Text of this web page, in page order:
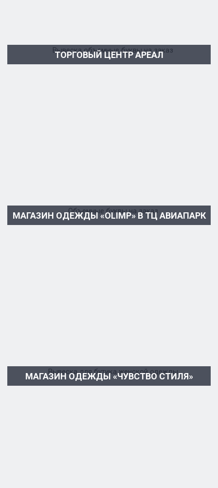
ТОРГОВЫЙ ЦЕНТР АРЕАЛ
МАГАЗИН ОДЕЖДЫ «OLIMP» В ТЦ АВИАПАРК
МАГАЗИН ОДЕЖДЫ «ЧУВСТВО СТИЛЯ»